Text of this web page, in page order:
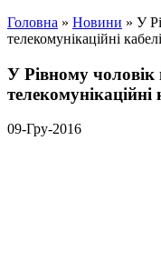
Головна » Новини » У
телекомунікаційні
У Рівному чоловік
телекомунікаційні
09-Гру-2016